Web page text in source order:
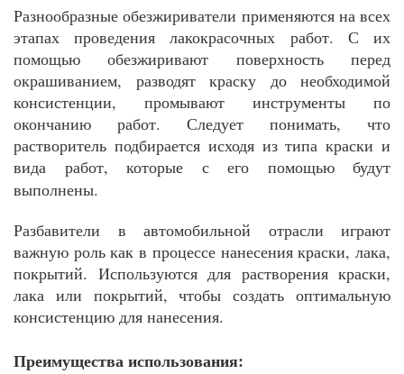
Разнообразные обезжириватели применяются на всех
этапах проведения лакокрасочных работ. С их
помощью обезжиривают поверхность перед
окрашиванием, разводят краску до необходимой
консистенции, промывают инструменты по
окончанию работ. Следует понимать, что
растворитель подбирается исходя из типа краски и
вида работ, которые с его помощью будут
выполнены.
Разбавители в автомобильной отрасли играют
важную роль как в процессе нанесения краски, лака,
покрытий. Используются для растворения краски,
лака или покрытий, чтобы создать оптимальную
консистенцию для нанесения.
Преимущества использования: